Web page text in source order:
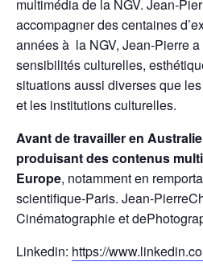
multimédia de la NGV. Jean-
accompagner des centaines
années à la NGV, Jean-Pierre
sensibilités culturelles,
situations aussi diverses que
et les institutions culturelles.
Avant de travailler en
produisant des contenus
Europe, notamment en
scientifique-Paris. Jean-
Cinématographie et
Linkedin: https://